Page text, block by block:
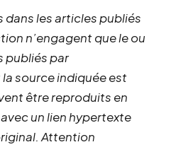
dans les articles publiés
n’engagent que le ou
publiés par
source indiquée est
être reproduits en
un lien hypertexte
Attention